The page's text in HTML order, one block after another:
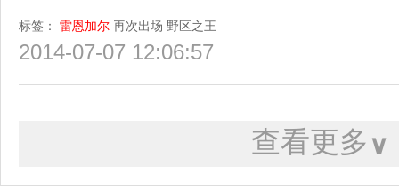
标签： 雷恩加尔 再次出场 野区之王
2014-07-07 12:06:57
查看更多 ∨